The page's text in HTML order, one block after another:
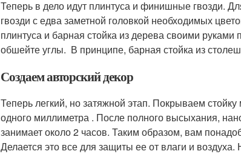
Теперь в дело идут плинтуса и финишные гвозди.
гвозди с едва заметной головкой необходимых
плинтуса и барная стойка из дерева своими
обшейте углы. В принципе, барная стойка из
Создаем авторский декор
Теперь легкий, но затяжной этап. Покрываем
одного миллиметра . После полного высыхания,
занимает около 2 часов. Таким образом, вам
Делается это все для защиты ее от влаги и